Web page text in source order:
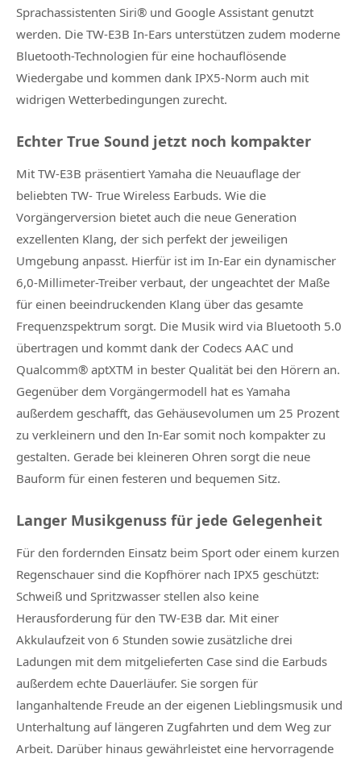
Sprachassistenten Siri® und Google Assistant genutzt
werden. Die TW-E3B In-Ears unterstützen zudem moderne
Bluetooth-Technologien für eine hochauflösende
Wiedergabe und kommen dank IPX5-Norm auch mit
widrigen Wetterbedingungen zurecht.
Echter True Sound jetzt noch kompakter
Mit TW-E3B präsentiert Yamaha die Neuauflage der
beliebten TW- True Wireless Earbuds. Wie die
Vorgängerversion bietet auch die neue Generation
exzellenten Klang, der sich perfekt der jeweiligen
Umgebung anpasst. Hierfür ist im In-Ear ein dynamischer
6,0-Millimeter-Treiber verbaut, der ungeachtet der Maße
für einen beeindruckenden Klang über das gesamte
Frequenzspektrum sorgt. Die Musik wird via Bluetooth 5.0
übertragen und kommt dank der Codecs AAC und
Qualcomm® aptXTM in bester Qualität bei den Hörern an.
Gegenüber dem Vorgängermodell hat es Yamaha
außerdem geschafft, das Gehäusevolumen um 25 Prozent
zu verkleinern und den In-Ear somit noch kompakter zu
gestalten. Gerade bei kleineren Ohren sorgt die neue
Bauform für einen festeren und bequemen Sitz.
Langer Musikgenuss für jede Gelegenheit
Für den fordernden Einsatz beim Sport oder einem kurzen
Regenschauer sind die Kopfhörer nach IPX5 geschützt:
Schweiß und Spritzwasser stellen also keine
Herausforderung für den TW-E3B dar. Mit einer
Akkulaufzeit von 6 Stunden sowie zusätzliche drei
Ladungen mit dem mitgelieferten Case sind die Earbuds
außerdem echte Dauerläufer. Sie sorgen für
langanhaltende Freude an der eigenen Lieblingsmusik und
Unterhaltung auf längeren Zugfahrten und dem Weg zur
Arbeit. Darüber hinaus gewährleistet eine hervorragende